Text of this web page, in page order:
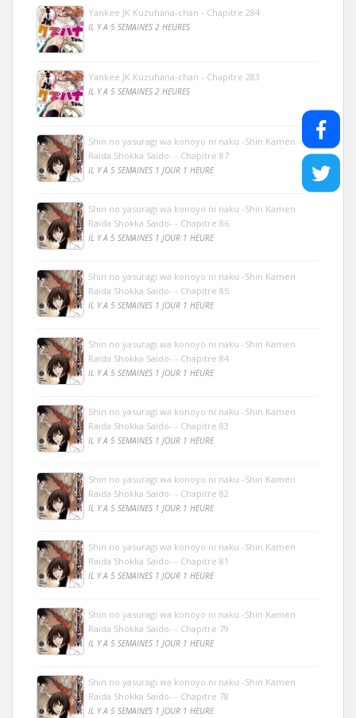
Yankee JK Kuzuhana-chan - Chapitre 284
IL Y A 5 SEMAINES 2 HEURES
Yankee JK Kuzuhana-chan - Chapitre 283
IL Y A 5 SEMAINES 2 HEURES
Shin no yasuragi wa konoyo ni naku -Shin Kamen
Raida Shokka Saido- - Chapitre 87
IL Y A 5 SEMAINES 1 JOUR 1 HEURE
Shin no yasuragi wa konoyo ni naku -Shin Kamen
Raida Shokka Saido- - Chapitre 86
IL Y A 5 SEMAINES 1 JOUR 1 HEURE
Shin no yasuragi wa konoyo ni naku -Shin Kamen
Raida Shokka Saido- - Chapitre 85
IL Y A 5 SEMAINES 1 JOUR 1 HEURE
Shin no yasuragi wa konoyo ni naku -Shin Kamen
Raida Shokka Saido- - Chapitre 84
IL Y A 5 SEMAINES 1 JOUR 1 HEURE
Shin no yasuragi wa konoyo ni naku -Shin Kamen
Raida Shokka Saido- - Chapitre 83
IL Y A 5 SEMAINES 1 JOUR 1 HEURE
Shin no yasuragi wa konoyo ni naku -Shin Kamen
Raida Shokka Saido- - Chapitre 82
IL Y A 5 SEMAINES 1 JOUR 1 HEURE
Shin no yasuragi wa konoyo ni naku -Shin Kamen
Raida Shokka Saido- - Chapitre 81
IL Y A 5 SEMAINES 1 JOUR 1 HEURE
Shin no yasuragi wa konoyo ni naku -Shin Kamen
Raida Shokka Saido- - Chapitre 79
IL Y A 5 SEMAINES 1 JOUR 1 HEURE
Shin no yasuragi wa konoyo ni naku -Shin Kamen
Raida Shokka Saido- - Chapitre 78
IL Y A 5 SEMAINES 1 JOUR 1 HEURE